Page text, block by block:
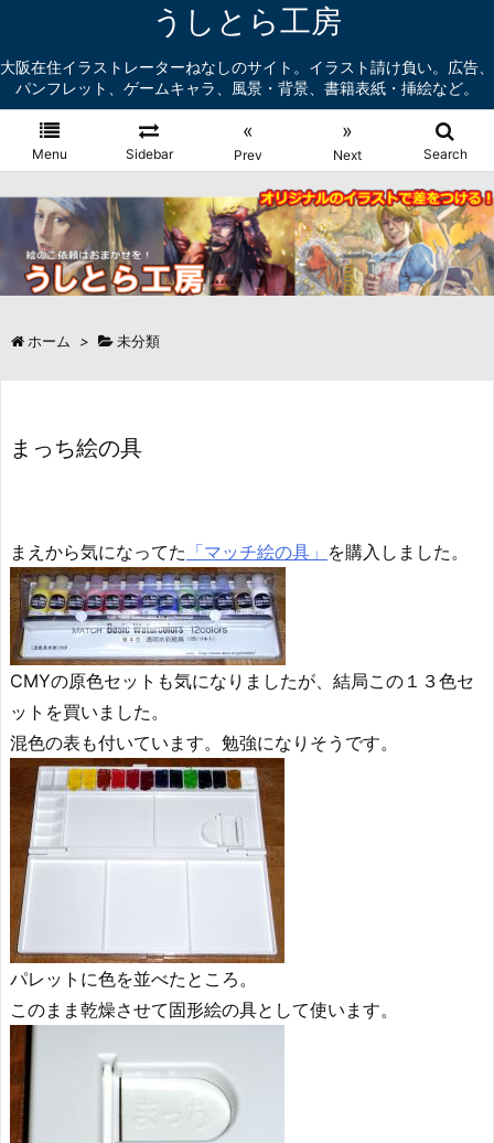
うしとら工房
大阪在住イラストレーターねなしのサイト。イラスト請け負い。広告、
パンフレット、ゲームキャラ、風景・背景、書籍表紙・挿絵など。
Menu Sidebar
«
Prev
»
Next Search
ホーム > 未分類
まっち絵の具
まえから気になってた 「マッチ絵の具」 を購入しました。
CMYの原色セットも気になりましたが、結局この１３色セ
ットを買いました。
混色の表も付いています。勉強になりそうです。
パレットに色を並べたところ。
このまま乾燥させて固形絵の具として使います。